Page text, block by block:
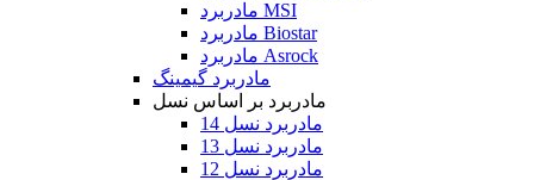
مادربرد MSI
مادربرد Biostar
مادربرد Asrock
مادربرد گیمینگ
مادربرد بر اساس نسل
مادربرد نسل 14
مادربرد نسل 13
مادربرد نسل 12